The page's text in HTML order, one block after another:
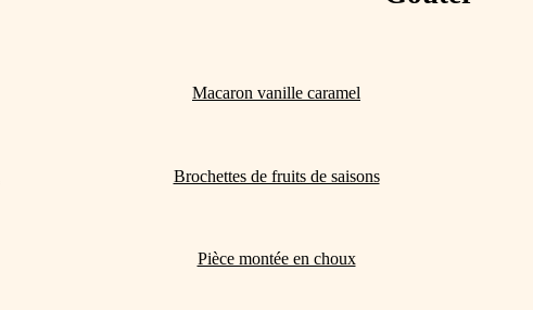
Macaron vanille caramel
Brochettes de fruits de saisons
Pièce montée en choux